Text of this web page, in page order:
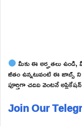
మీకు ఈ అర్హతలు
జీతం ఉన్నటువంటి ఈ జాబ్స్
పూర్తిగా చదివి వెంటనే
Join Our